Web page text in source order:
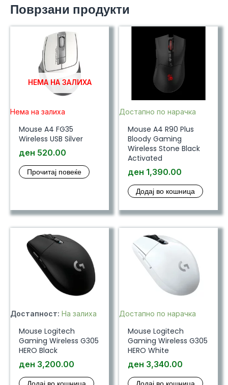
Поврзани продукти
НЕМА НА ЗАЛИХА
Нема на залиха
Mouse A4 FG35
Wireless USB Silver
ден 520.00
Прочитај повеќе
Достапно по нарачка
Mouse A4 R90 Plus
Bloody Gaming
Wireless Stone Black
Activated
ден 1,390.00
Додај во кошница
Достапност: На залиха
Mouse Logitech
Gaming Wireless G305
HERO Black
ден 3,200.00
Достапно по нарачка
Mouse Logitech
Gaming Wireless G305
HERO White
ден 3,340.00